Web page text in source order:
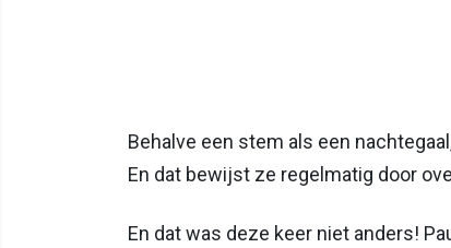
Behalve een stem als een
En dat bewijst ze regelmatig door
En dat was deze keer niet anders!